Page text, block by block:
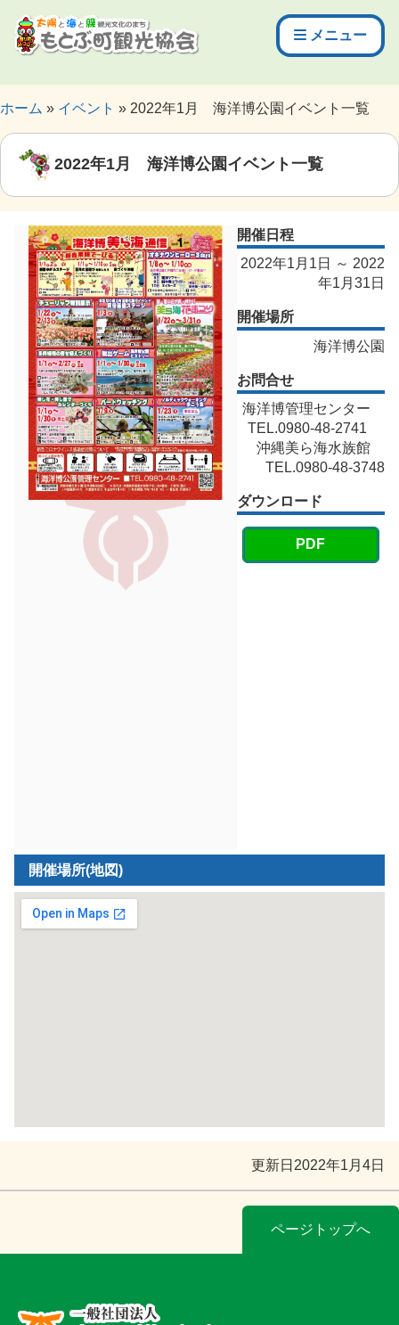
メニュー
ホーム イベント 2022年1月 海洋博公園イベント一覧
2022年1月 海洋博公園イベント一覧
開催日程
2022年1月1日 ～ 2022
年1月31日
開催場所
海洋博公園
お問合せ
海洋博管理センター
TEL.0980-48-2741
沖縄美ら海水族館
TEL.0980-48-3748
ダウンロード
PDF
開催場所(地図)
更新日 2022年1月4日
ページトップへ